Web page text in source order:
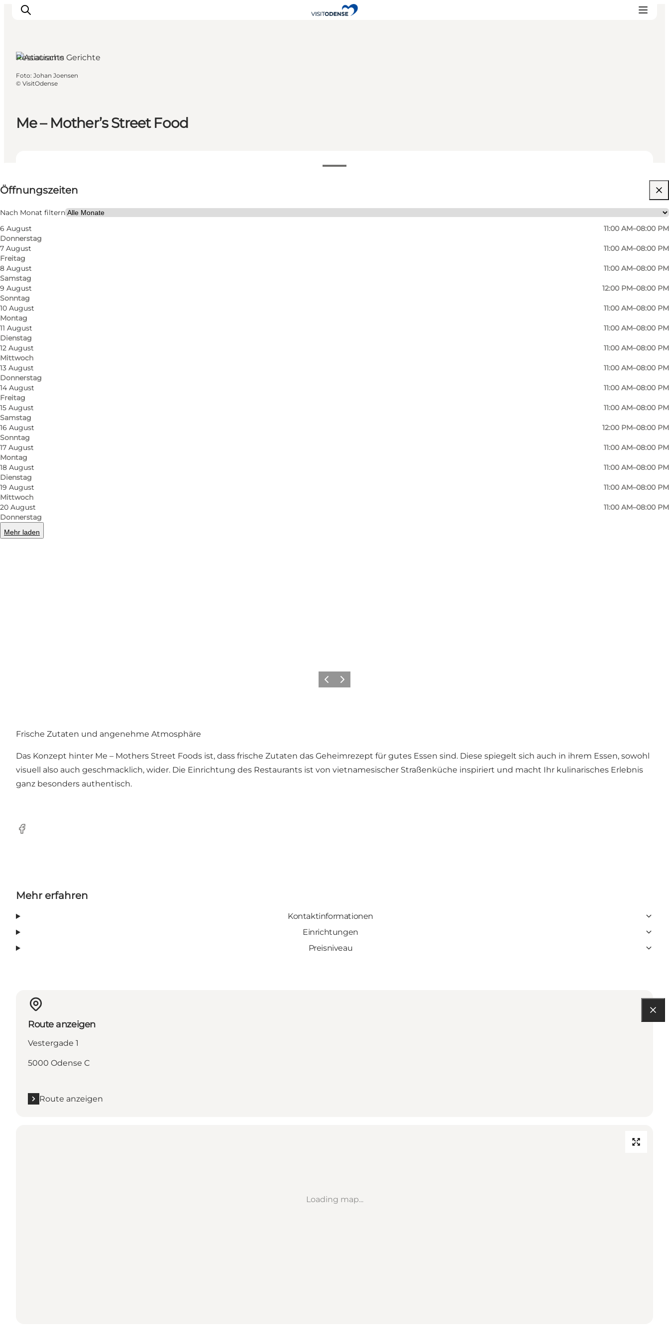
Odense erleben
Inspiration
Me – Mother’s Street Food
Öffnungszeiten
Nach Monat filtern
6 August
Donnerstag
11:00 AM–08:00 PM
7 August
Freitag
11:00 AM–08:00 PM
8 August
Samstag
11:00 AM–08:00 PM
9 August
Sonntag
12:00 PM–08:00 PM
10 August
Montag
11:00 AM–08:00 PM
11 August
Dienstag
11:00 AM–08:00 PM
12 August
Mittwoch
11:00 AM–08:00 PM
13 August
Donnerstag
11:00 AM–08:00 PM
14 August
Freitag
11:00 AM–08:00 PM
15 August
Samstag
11:00 AM–08:00 PM
16 August
Sonntag
12:00 PM–08:00 PM
17 August
Montag
11:00 AM–08:00 PM
18 August
Dienstag
11:00 AM–08:00 PM
19 August
Mittwoch
11:00 AM–08:00 PM
20 August
Donnerstag
11:00 AM–08:00 PM
Mehr laden
Website besuchen
Mir selbst, Mein Partner, Freunde, Kinder
Restaurants
Foto: Johan Joensen
© VisitOdense
ZurückWeiter
Frische Zutaten und angenehme Atmosphäre
Das Konzept hinter Me – Mothers Street Foods ist, dass frische Zutaten das Geheimrezept für gutes Essen sind. Diese spiegelt sich auch in ihrem Essen, sowohl
visuell also auch geschmacklich, wider. Die Einrichtung des Restaurants ist von vietnamesischer Straßenküche inspiriert und macht Ihr kulinarisches Erlebnis
ganz besonders authentisch.
Facebook
Mehr erfahren
Kontaktinformationen
Einrichtungen
Preisniveau
Route anzeigen
Vestergade 1
5000 Odense C
Route anzeigen
Loading map...